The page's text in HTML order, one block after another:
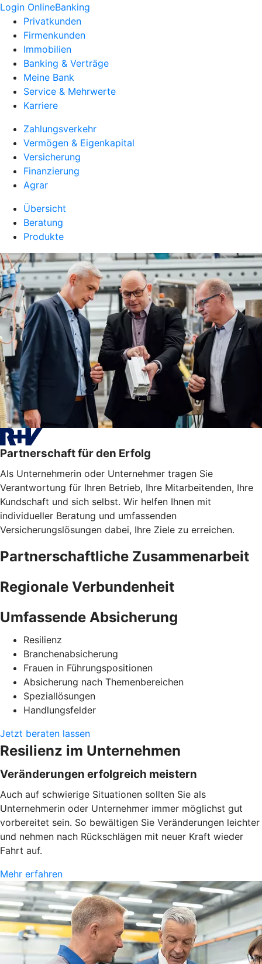
Login OnlineBanking
Privatkunden
Firmenkunden
Immobilien
Banking & Verträge
Meine Bank
Service & Mehrwerte
Karriere
Zahlungsverkehr
Vermögen & Eigenkapital
Versicherung
Finanzierung
Agrar
Übersicht
Beratung
Produkte
Partnerschaft für den Erfolg
Als Unternehmerin oder Unternehmer tragen Sie
Verantwortung für Ihren Betrieb, Ihre Mitarbeitenden, Ihre
Kundschaft und sich selbst. Wir helfen Ihnen mit
individueller Beratung und umfassenden
Versicherungslösungen dabei, Ihre Ziele zu erreichen.
Partnerschaftliche Zusammenarbeit
Regionale Verbundenheit
Umfassende Absicherung
Resilienz
Branchenabsicherung
Frauen in Führungspositionen
Absicherung nach Themenbereichen
Speziallösungen
Handlungsfelder
Jetzt beraten lassen
Resilienz im Unternehmen
Veränderungen erfolgreich meistern
Auch auf schwierige Situationen sollten Sie als
Unternehmerin oder Unternehmer immer möglichst gut
vorbereitet sein. So bewältigen Sie Veränderungen leichter
und nehmen nach Rückschlägen mit neuer Kraft wieder
Fahrt auf.
Mehr erfahren